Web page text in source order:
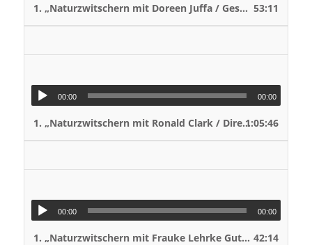
1. „Naturzwitschern mit Doreen Juffa / Geschäftsführerin Naturpark Steinhuder Meer“ 53:11
00:00 00:00
1. „Naturzwitschern mit Ronald Clark / Direktor der Herrenhäuser Gärten“ 1:05:46
00:00 00:00
1. „Naturzwitschern mit Frauke Lehrke Gutklima in Bolzum“ 42:14